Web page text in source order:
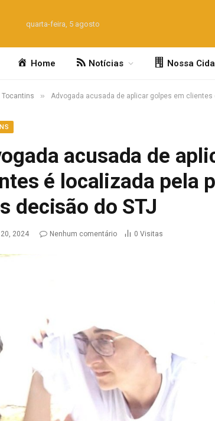
quarta-feira, 5 agosto
Home Notícias Nossa
Tocantins » Advogada acusada de aplicar golpes em
acusada de
é localizada pela
decisão do STJ
2024 Nenhum comentário 0 Visitas